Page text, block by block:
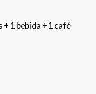
1 bebida + 1 café